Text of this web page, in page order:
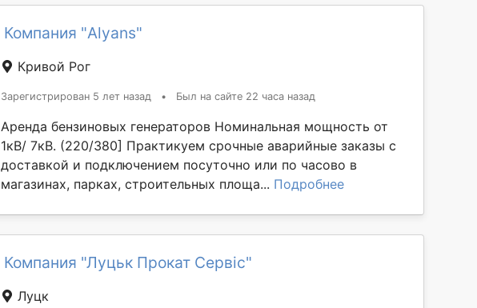
Компания "Alyans"
Кривой Рог
Зарегистрирован 5 лет назад • Был на сайте 22 часа назад
Аренда бензиновых генераторов Номинальная мощность от
1кВ/ 7кВ. (220/380] Практикуем срочные аварийные заказы с
доставкой и подключением посуточно или по часово в
магазинах, парках, строительных площа... Подробнее
Компания "Луцьк Прокат Сервіс"
Луцк